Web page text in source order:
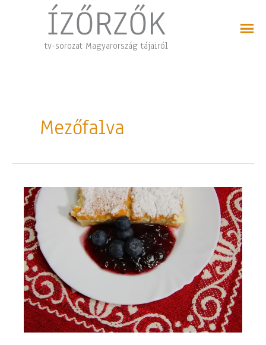
ÍZŐRZŐK
tv-sorozat Magyarország tájairól
Mezőfalva